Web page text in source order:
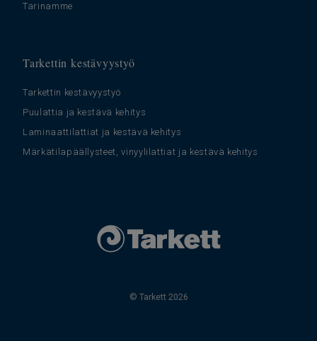
Tarinamme
Tarkettin kestävyystyö
Tarkettin kestävyystyö
Puulattia ja kestävä kehitys
Laminaattilattiat ja kestävä kehitys
Märkätilapäällysteet, vinyylilattiat ja kestävä kehitys
© Tarkett 2026